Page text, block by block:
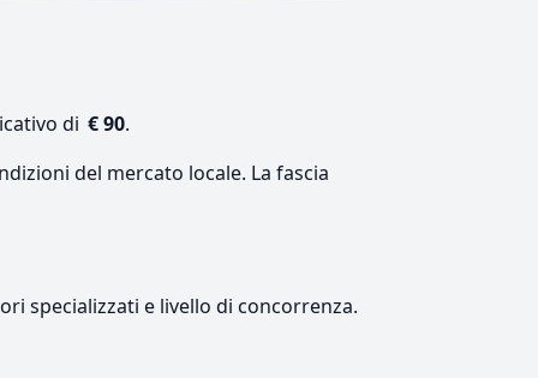
di € 90.
del mercato locale. La fascia
specializzati e livello di concorrenza.